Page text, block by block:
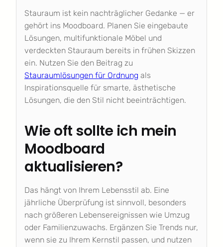
Stauraum ist kein nachträglicher Gedanke — er
gehört ins Moodboard. Planen Sie eingebaute
Lösungen, multifunktionale Möbel und
verdeckten Stauraum bereits in frühen Skizzen
ein. Nutzen Sie den Beitrag zu
Stauraumlösungen für Ordnung als
Inspirationsquelle für smarte, ästhetische
Lösungen, die den Stil nicht beeinträchtigen.
Wie oft sollte ich mein
Moodboard
aktualisieren?
Das hängt von Ihrem Lebensstil ab. Eine
jährliche Überprüfung ist sinnvoll, besonders
nach größeren Lebensereignissen wie Umzug
oder Familienzuwachs. Ergänzen Sie Trends nur,
wenn sie zu Ihrem Kernstil passen, und nutzen